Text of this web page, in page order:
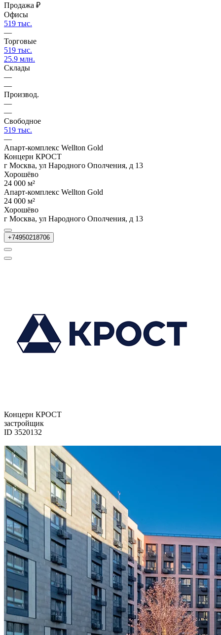
Продажа ₽
Офисы
519 тыс.
—
Торговые
519 тыс.
25.9 млн.
Склады
—
—
Производ.
—
—
Свободное
519 тыс.
—
Апарт-комплекс Wellton Gold
Концерн КРОСТ
г Москва, ул Народного Ополчения, д 13
Хорошёво
24 000 м²
Апарт-комплекс Wellton Gold
24 000 м²
Хорошёво
г Москва, ул Народного Ополчения, д 13
+74950218706
Концерн КРОСТ
застройщик
ID 3520132